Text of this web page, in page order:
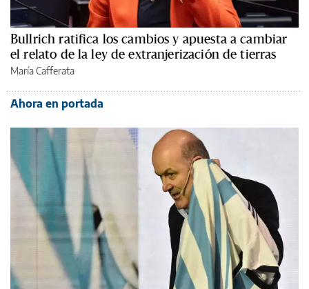
Bullrich ratifica los cambios y apuesta a cambiar
el relato de la ley de extranjerización de tierras
María Cafferata
Ahora en portada